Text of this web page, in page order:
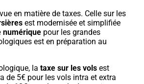
en matière de taxes. Celle sur les
est modernisée et simplifiée
numérique pour les grandes
est en préparation au
la taxe sur les vols est
de 5€ pour les vols intra et extra